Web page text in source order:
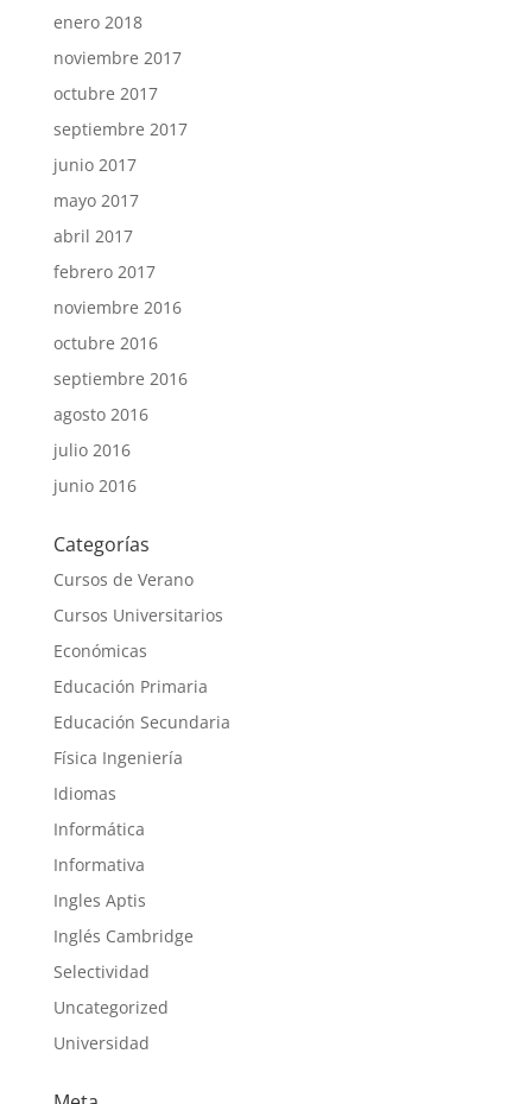
enero 2018
noviembre 2017
octubre 2017
septiembre 2017
junio 2017
mayo 2017
abril 2017
febrero 2017
noviembre 2016
octubre 2016
septiembre 2016
agosto 2016
julio 2016
junio 2016
Categorías
Cursos de Verano
Cursos Universitarios
Económicas
Educación Primaria
Educación Secundaria
Física Ingeniería
Idiomas
Informática
Informativa
Ingles Aptis
Inglés Cambridge
Selectividad
Uncategorized
Universidad